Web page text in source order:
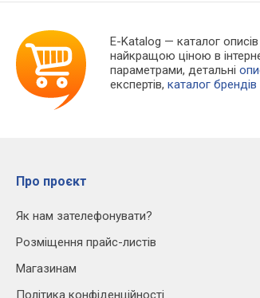
E-Katalog — каталог
найкращою ціною в
параметрами, детальні
експертів,каталог брендів
Про проєкт
Як нам зателефонувати?
Розміщення прайс-листів
Магазинам